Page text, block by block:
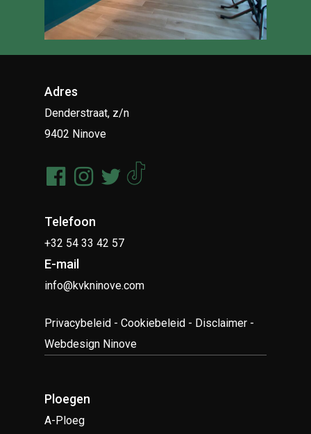
Adres
Denderstraat, z/n
9402 Ninove
Telefoon
+32 54 33 42 57
E-mail
info@kvkninove.com
Privacybeleid -Cookiebeleid - Disclaimer -
Webdesign Ninove
Ploegen
A-Ploeg